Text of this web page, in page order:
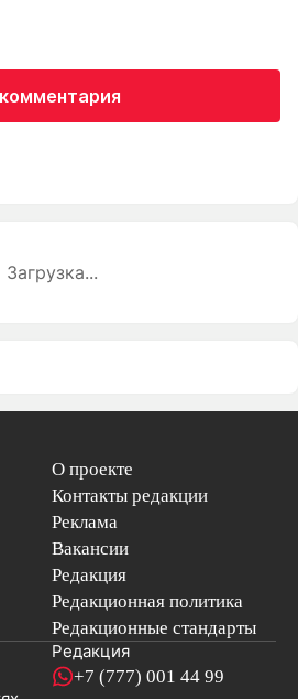
Загрузка...
О проекте
Контакты редакции
Реклама
Вакансии
Редакция
Редакционная политика
Редакционные стандарты
Редакция
+7 (777) 001 44 99